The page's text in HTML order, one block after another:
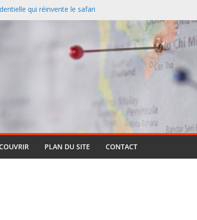
qui réinvente le safari
désertent le Sud et
paysage naturel
et la Méditerranée
: pourquoi cette formule
PLAN DU SITE CONTACT